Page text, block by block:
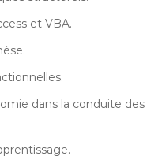
et VBA.
dans la conduite des